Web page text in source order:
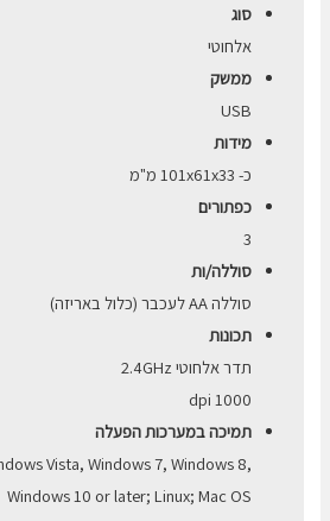
סוג
אלחוטי
ממשק
USB
מידות
כ- 101x61x33 מ"מ
כפתורים
3
סוללה/ות
סוללה AA לעכבר (כלול באריזה)
תכונות
תדר אלחוטי 2.4GHz
1000 dpi
תמיכה במערכות הפעלה
Vista, Windows 7, Windows 8,
Windows 10 or later; Linux; Mac OS